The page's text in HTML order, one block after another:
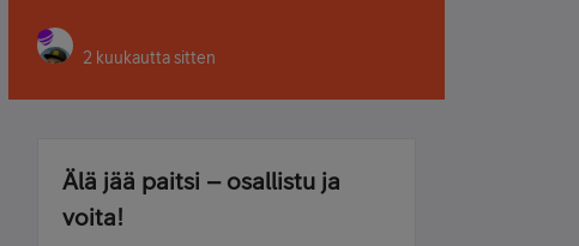
2 kuukautta sitten
Älä jää paitsi – osallistu ja
voita!